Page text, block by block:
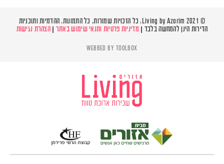
© Living by Azorim 2021, כל הזכויות שמורות, כל התמונות, ההדמיות ותוכניות
הדירות הינן להמחשה בלבד |
מדיניות פרטיות ותנאי שימוש באתר הצהרת נגישות
WEBBED BY TOOLBOX